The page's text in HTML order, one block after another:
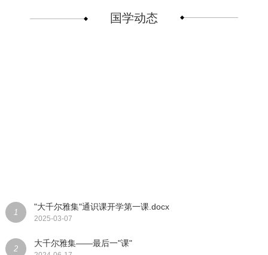
国学动态
1
"大千尔雅集"通识课开学第一课.docx
2025-03-07
2
大千尔雅集——最后一"课"